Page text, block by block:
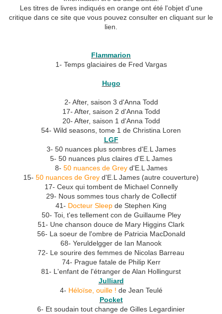
Les titres de livres indiqués en orange ont été l'objet d'une
critique dans ce site que vous pouvez consulter en cliquant sur le
lien.
Flammarion
1- Temps glaciaires de Fred Vargas
Hugo
2- After, saison 3 d'Anna Todd
17- After, saison 2 d'Anna Todd
20- After, saison 1 d'Anna Todd
54- Wild seasons, tome 1 de Christina Loren
LGF
3- 50 nuances plus sombres d'E.L James
5- 50 nuances plus claires d'E.L James
8- 50 nuances de Greyd'E.L James
15- 50 nuances de Grey d'E.L James (autre couverture)
17- Ceux qui tombent de Michael Connelly
29- Nous sommes tous charly de Collectif
41- Docteur Sleep de Stephen King
50- Toi, t'es tellement con de Guillaume Pley
51- Une chanson douce de Mary Higgins Clark
56- La soeur de l'ombre de Patricia MacDonald
68- Yeruldelgger de Ian Manook
72- Le sourire des femmes de Nicolas Barreau
74- Prague fatale de Philip Kerr
81- L'enfant de l'étranger de Alan Hollingurst
Julliard
4- Héloïse, ouille ! de Jean Teulé
Pocket
6- Et soudain tout change de Gilles Legardinier